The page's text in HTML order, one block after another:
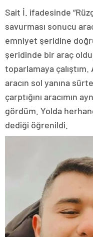
Sait İ. ifadesinde
savurması sonucu
emniyet şeridine
şeridinde bir araç
toparlamaya
aracın sol yanına
çarptığını aracımın
gördüm. Yolda
dediği öğrenildi.